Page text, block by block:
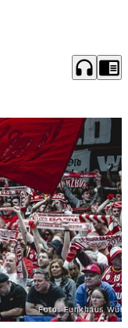
headphones chrome_reader_mode
Foto: Funkhaus